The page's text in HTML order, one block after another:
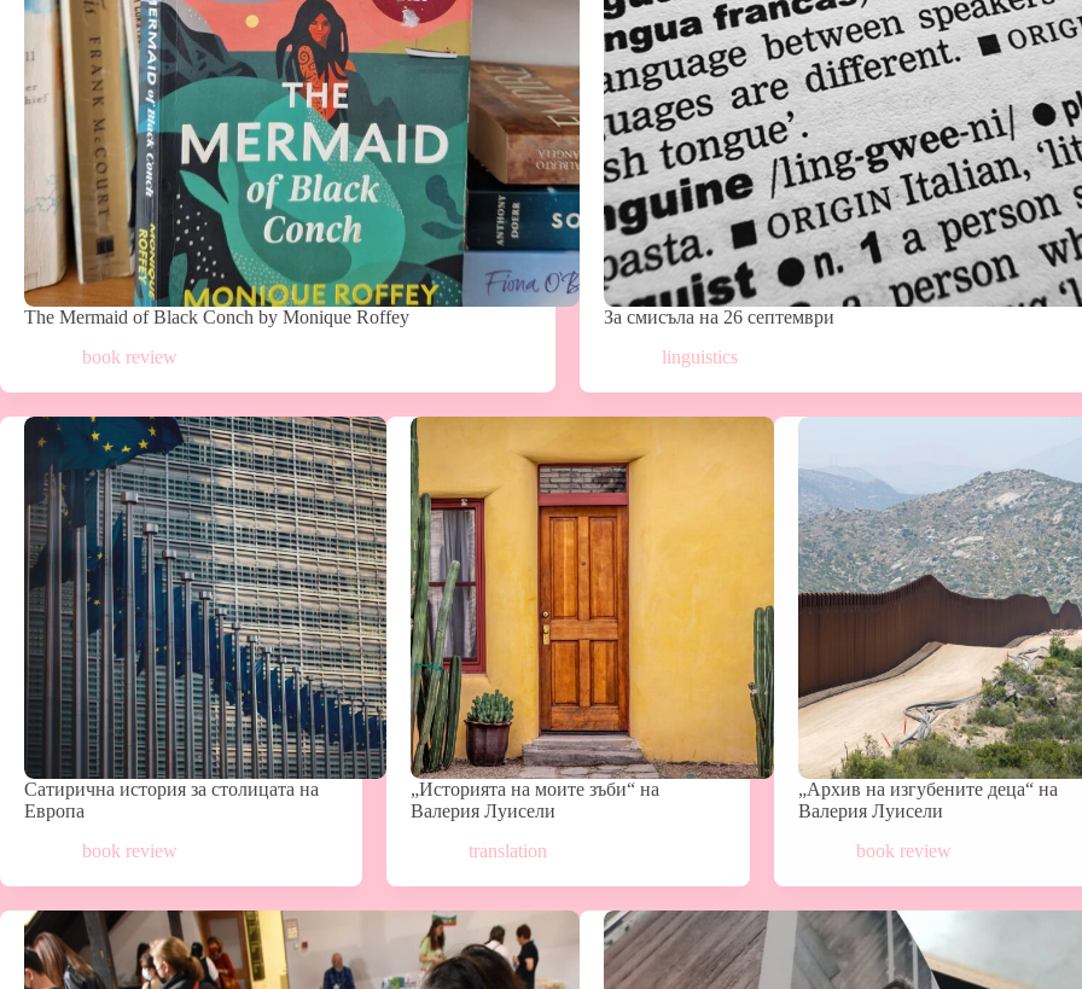
The Mermaid of Black Conch by Monique Roffey
book review
За смисъла на 26 септември
linguistics
Сатирична история за столицата на
Европа
book review
„Историята на моите зъби“ на
Валерия Луисели
translation
„Архив на изгубените деца“ на
Валерия Луисели
book review